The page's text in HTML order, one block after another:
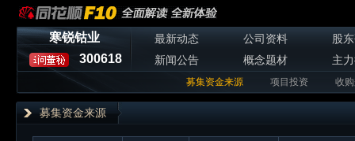
寒锐钴业
300618
最新动态 公司资料
股
新闻公告
概念题材 主
募集资金来源 项目投资 收
募集资金来源